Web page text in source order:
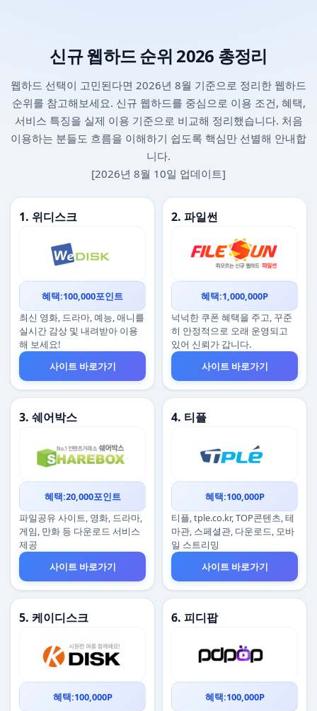
신규 웹하드 순위 2026 총정리
웹하드 선택이 고민된다면 2026년 8월 기준으로 정리한 웹하드
순위를 참고해보세요. 신규 웹하드를 중심으로 이용 조건, 혜택,
서비스 특징을 실제 이용 기준으로 비교해 정리했습니다. 처음
이용하는 분들도 흐름을 이해하기 쉽도록 핵심만 선별해 안내합
니다.
[2026년 8월 10일 업데이트]
1. 위디스크
혜택:100,000포인트
최신 영화, 드라마, 예능, 애니를
실시간 감상 및 내려받아 이용
해 보세요!
사이트 바로가기
2. 파일썬
혜택:1,000,000P
넉넉한 쿠폰 혜택을 주고, 꾸준
히 안정적으로 오래 운영되고
있어 신뢰가 갑니다.
사이트 바로가기
3. 쉐어박스
혜택:20,000포인트
파일공유 사이트, 영화, 드라마,
게임, 만화 등 다운로드 서비스
제공
사이트 바로가기
4. 티플
혜택:100,000P
티플, tple.co.kr, TOP콘텐츠, 테
마관, 스페셜관, 다운로드, 모바
일 스트리밍
사이트 바로가기
5. 케이디스크
혜택:100,000P
6. 피디팝
혜택:100,000P